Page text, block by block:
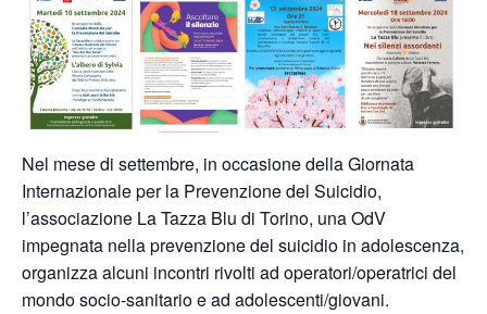
Nel mese di settembre, in occasione della Giornata
Internazionale per la Prevenzione del Suicidio,
l’associazione La Tazza Blu di Torino, una OdV
impegnata nella prevenzione del suicidio in adolescenza,
organizza alcuni incontri rivolti ad operatori/operatrici del
mondo socio-sanitario e ad adolescenti/giovani.